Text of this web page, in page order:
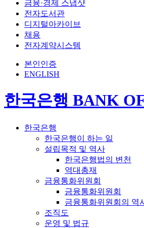
금융·경제 스냅샷
전자도서관
디지털아카이브
채용
전자계약시스템
본인인증
ENGLISH
한국은행 BANK
한국은행
한국은행이 하는 일
설립목적 및 역사
한국은행법의 변천
역대총재
금융통화위원회
금융통화위원회
금융통화위원회의 역
조직도
운영 및 법규